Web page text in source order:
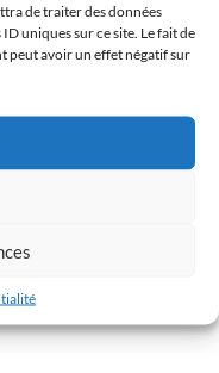
de traiter des données
uniques sur ce site. Le fait de
peut avoir un effet négatif sur
Intranquille Je Marche Dans La Ville